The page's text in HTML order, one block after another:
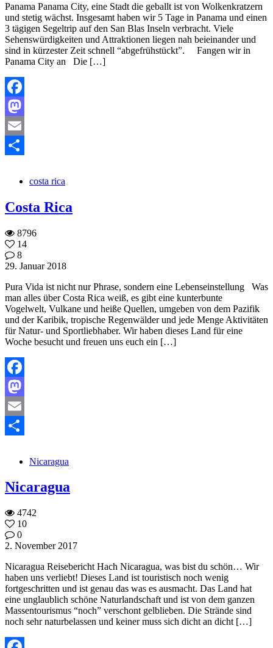
Panama Panama City, eine Stadt die geballt ist von Wolkenkratzern
und stetig wächst. Insgesamt haben wir 5 Tage in Panama und einen
3 tägigen Segeltrip auf den San Blas Inseln verbracht. Viele
Sehenswürdigkeiten und Attraktionen liegen nah beieinander und
sind in kürzester Zeit schnell “abgefrühstückt”. Fangen wir in
Panama City an Die […]
Facebook
Mastodon
Email
costa rica
Costa Rica
8796
14
8
29. Januar 2018
Pura Vida ist nicht nur Phrase, sondern eine Lebenseinstellung Was
man alles über Costa Rica weiß, es gibt eine kunterbunte
Vogelwelt, Vulkane und heiße Quellen, umgeben von dem Pazifik
und der Karibik, tropische Regenwälder und jede Menge Aktivitäten
für Natur- und Sportliebhaber. Wir haben dieses Land für eine
Woche besucht und freuen uns euch ein […]
Facebook
Mastodon
Email
Nicaragua
Nicaragua
4742
10
0
2. November 2017
Nicaragua Reisebericht Hach Nicaragua, was bist du schön… Wir
haben uns verliebt! Dieses Land ist touristisch noch wenig
fortgeschritten und ist genau das was es ausmacht. Das Land hat
eine unglaublich schöne Naturlandschaft und ist von dem ganzen
Massentourismus “noch” verschont gelblieben. Die Strände sind
noch sehr naturbelassen und keiner muss sich dicht an dicht […]